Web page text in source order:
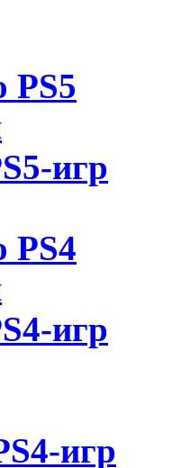
PS5
игр
PS4
игр
игр